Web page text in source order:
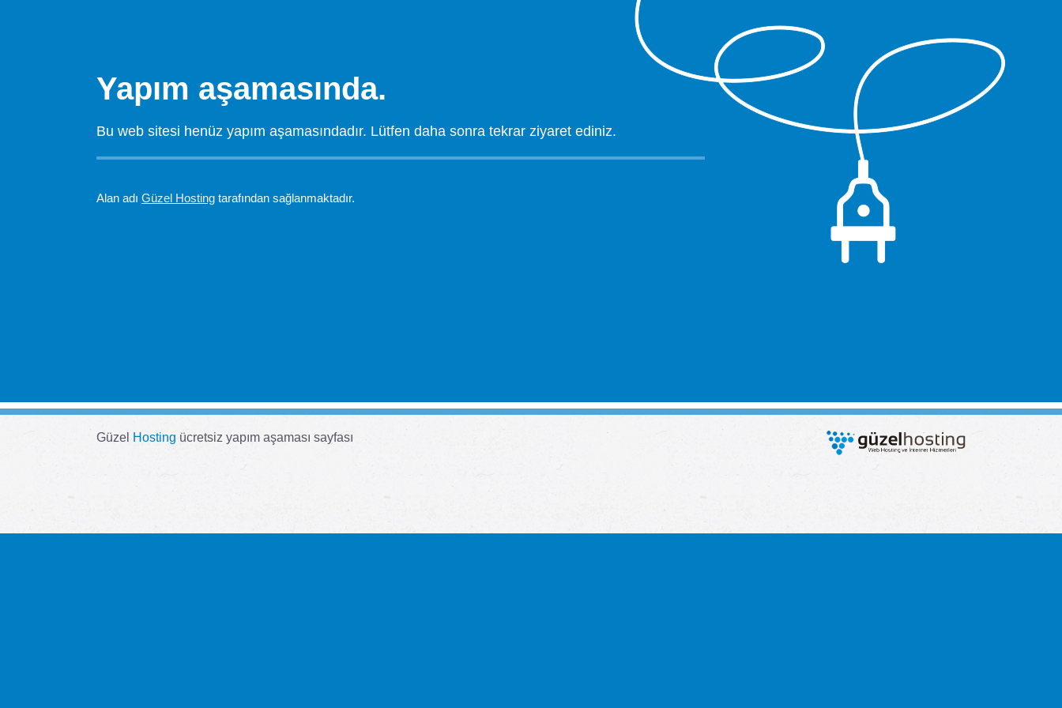
Yapım aşamasında.
Bu web sitesi henüz yapım aşamasındadır. Lütfen daha sonra tekrar ziyaret ediniz.
Alan adı Güzel Hosting tarafından sağlanmaktadır.
Güzel Hosting ücretsiz yapım aşaması sayfası